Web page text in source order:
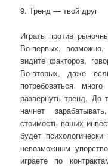
9. Тренд — твой друг
Играть против
Во-первых,
видите факторов,
Во-вторых, даже
потребоваться
развернуть тренд. До
начнет
стоимость ваших
будет
невозможным
играете по